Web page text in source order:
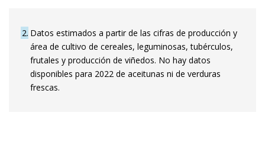
2 Datos estimados a partir de las cifras de producción y
área de cultivo de cereales, leguminosas, tubérculos,
frutales y producción de viñedos. No hay datos
disponibles para 2022 de aceitunas ni de verduras
frescas.